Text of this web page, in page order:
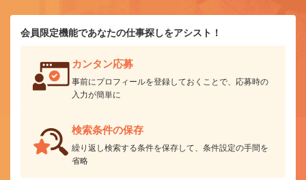
会員限定機能であなたの仕事探しをアシスト！
カンタン応募
事前にプロフィールを登録しておくことで、応募時の
入力が簡単に
検索条件の保存
繰り返し検索する条件を保存して、条件設定の手間を
省略